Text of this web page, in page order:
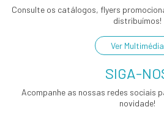
Consulte os catálogos, flyers
distribuímos!
Ver Multimédia
SIGA-
Acompanhe as nossas redes sociais
novidade!